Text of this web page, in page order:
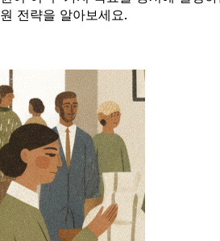
전략을 알아보세요.